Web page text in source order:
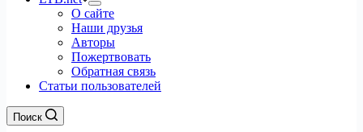
О сайте
Наши друзья
Авторы
Пожертвовать
Обратная связь
Статьи пользователей
Поиск